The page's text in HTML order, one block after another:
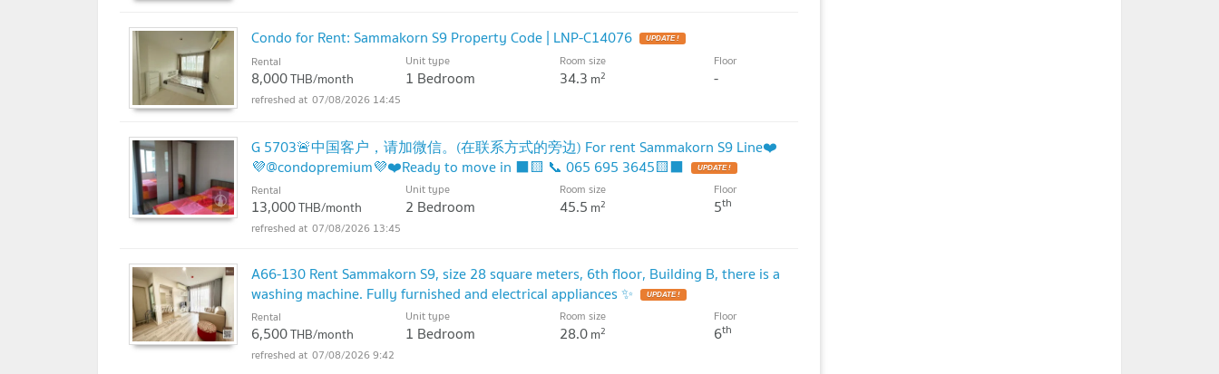
Condo for Rent: Sammakorn S9 Property Code | LNP-C14076 UPDATE !
Rental
8,000THB/month
Unit type
1 Bedroom
Room size
34.3 m2
Floor
-
07/08/2026 14:45
G 5703🚨中国客户，请加微信。(在联系方式的旁边) For rent Sammakorn S9 Line❤️
💜@condopremium💜❤️Ready to move in ⬛🟨 📞 065 695 3645🟨⬛
UPDATE !
Rental
13,000THB/month
Unit type
2 Bedroom
Room size
45.5 m2
Floor
5th
07/08/2026 13:45
A66-130 Rent Sammakorn S9, size 28 square meters, 6th floor, Building B, there is a
washing machine. Fully furnished and electrical appliances ✨
UPDATE !
Rental
6,500THB/month
Unit type
1 Bedroom
Room size
28.0m2
Floor
6th
07/08/2026 9:42